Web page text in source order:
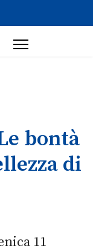
bontà
di
11